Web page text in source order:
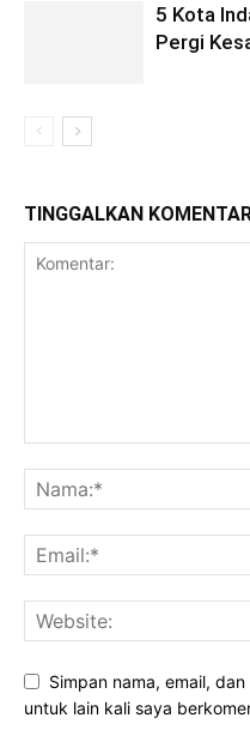
5 Kota
Pergi
TINGGALKAN
Simpan nama, email,
untuk lain kali saya